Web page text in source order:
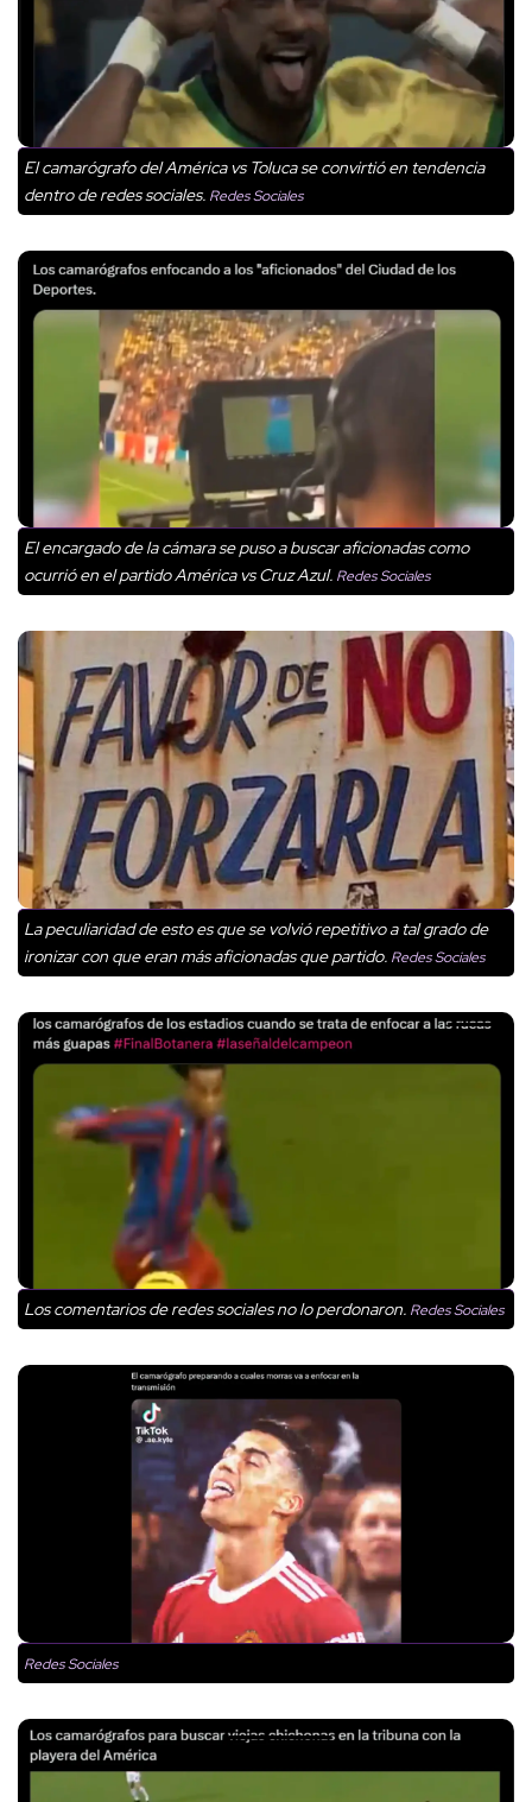
El camarógrafo del América vs Toluca se convirtió en tendencia
dentro de redes sociales. Redes Sociales
El encargado de la cámara se puso a buscar aficionadas como
ocurrió en el partido América vs Cruz Azul. Redes Sociales
La peculiaridad de esto es que se volvió repetitivo a tal grado de
ironizar con que eran más aficionadas que partido. Redes Sociales
Los comentarios de redes sociales no lo perdonaron. Redes Sociales
Redes Sociales